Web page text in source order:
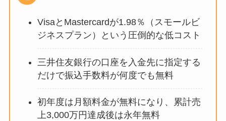
VisaとMastercardが1.98％（スモールビ
ジネスプラン）という圧倒的な低コスト
三井住友銀行の口座を入金先に指定する
だけで振込手数料が何度でも無料
初年度は月額料金が無料になり、累計売
上3,000万円達成後は永年無料